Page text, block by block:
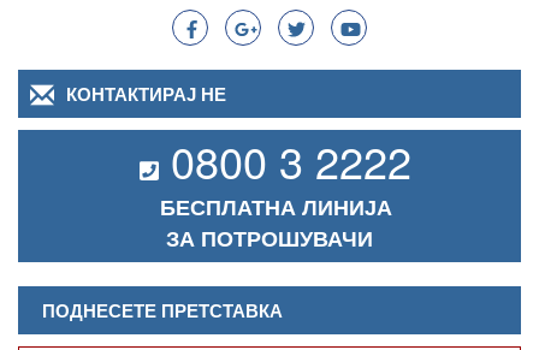
КОНТАКТИРАЈ НЕ
0800 3 2222
БЕСПЛАТНА ЛИНИЈА
ЗА ПОТРОШУВАЧИ
ПОДНЕСЕТЕ ПРЕТСТАВКА